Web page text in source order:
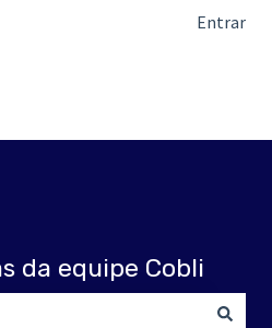
submenu para traduçõesEntrar
da equipe Cobli